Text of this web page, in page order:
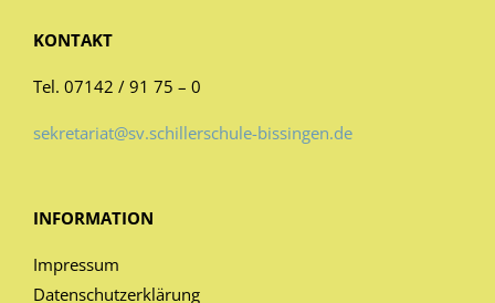
KONTAKT
Tel. 07142 / 91 75 – 0
sekretariat@sv.schillerschule-bissingen.de
INFORMATION
Impressum
Datenschutzerklärung